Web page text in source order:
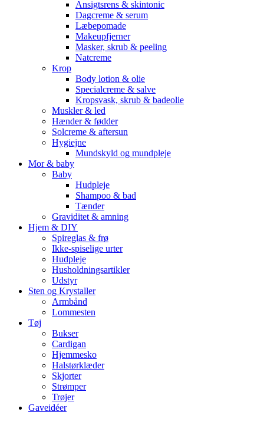
Ansigtsrens & skintonic
Dagcreme & serum
Læbepomade
Makeupfjerner
Masker, skrub & peeling
Natcreme
Krop
Body lotion & olie
Specialcreme & salve
Kropsvask, skrub & badeolie
Muskler & led
Hænder & fødder
Solcreme & aftersun
Hygiejne
Mundskyld og mundpleje
Mor & baby
Baby
Hudpleje
Shampoo & bad
Tænder
Graviditet & amning
Hjem & DIY
Spireglas & frø
Ikke-spiselige urter
Hudpleje
Husholdningsartikler
Udstyr
Sten og Krystaller
Armbånd
Lommesten
Tøj
Bukser
Cardigan
Hjemmesko
Halstørklæder
Skjorter
Strømper
Trøjer
Gaveidéer